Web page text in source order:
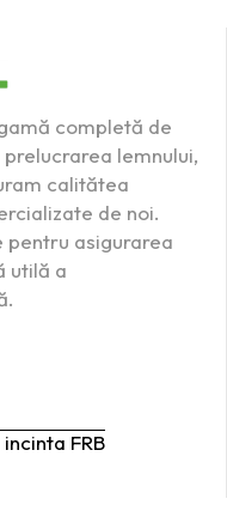
completă de
lemnului,
calitătea
de noi.
pentru asigurarea
utilă a
FRB